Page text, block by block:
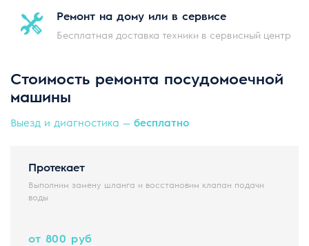
Ремонт на дому или в сервисе
Бесплатная доставка техники в сервисный центр
Стоимость ремонта посудомоечной
машины
Выезд и диагностика — бесплатно
Протекает
Выполним замену шланга и восстановим клапан подачи
воды
от 800 руб